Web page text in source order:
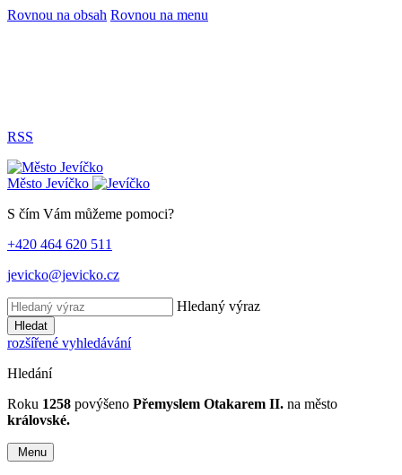
Rovnou na obsah Rovnou na menu
RSS
Město Jevíčko
S čím Vám můžeme pomoci?
+420 464 620 511
jevicko@jevicko.cz
Hledaný výraz
Hledat
rozšířené vyhledávání
Hledání
Roku 1258 povýšeno Přemyslem Otakarem II. na město
královské.
Menu